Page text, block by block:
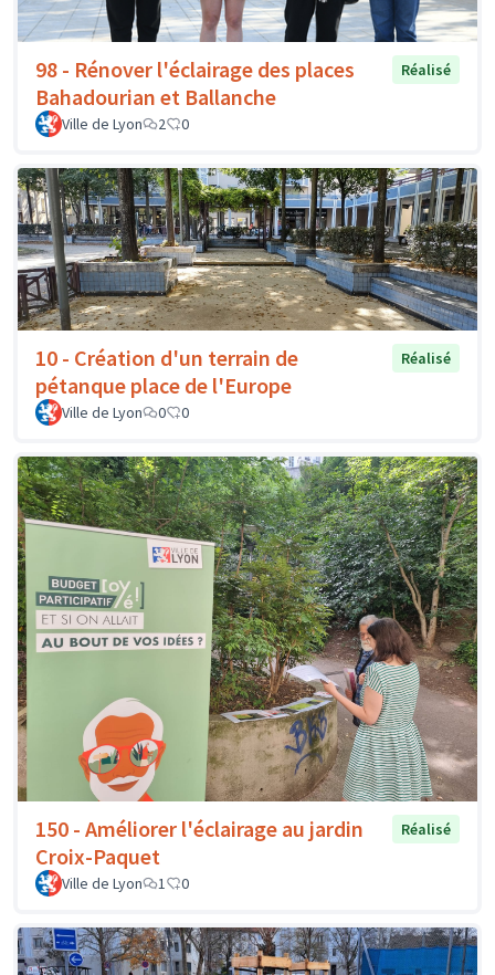
98 - Rénover l'éclairage des places
Bahadourian et Ballanche
Réalisé
Ville de Lyon 2 0
10 - Création d'un terrain de
pétanque place de l'Europe
Réalisé
Ville de Lyon 0 0
150 - Améliorer l'éclairage au jardin
Croix-Paquet
Réalisé
Ville de Lyon 1 0